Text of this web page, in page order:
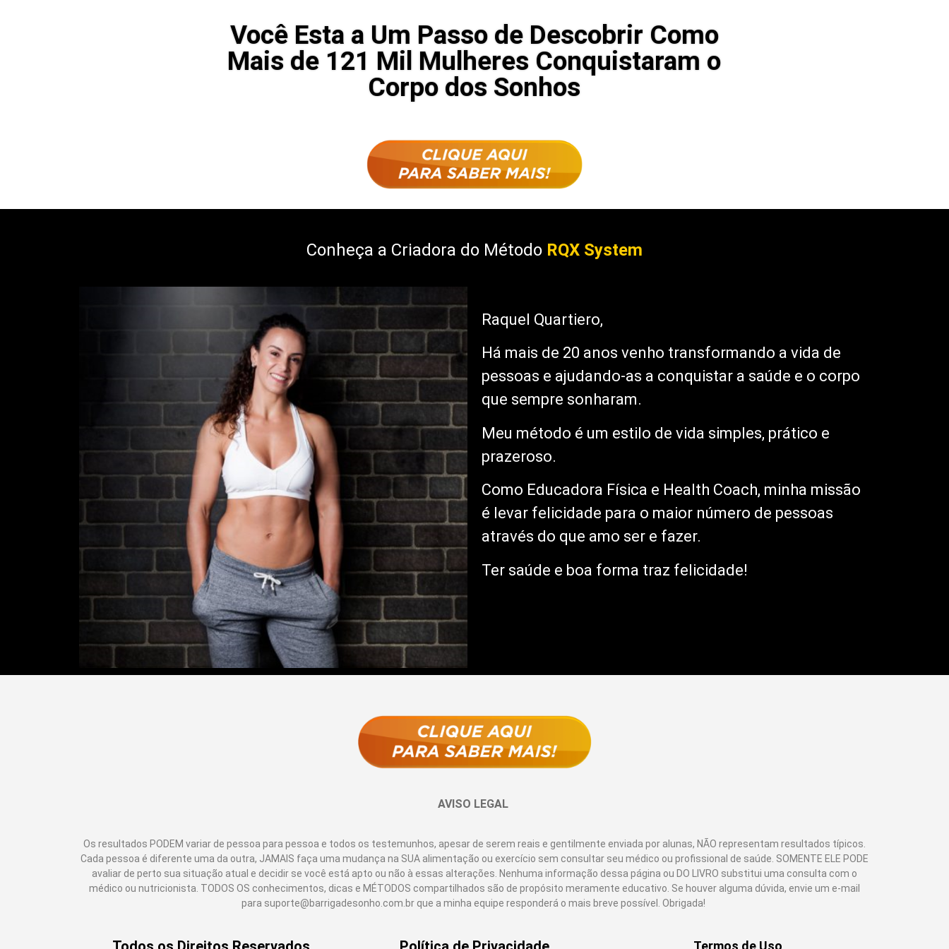
Você Esta a Um Passo de Descobrir Como
Mais de 121 Mil Mulheres Conquistaram o
Corpo dos Sonhos
Conheça a Criadora do Método RQX System
Raquel Quartiero,
Há mais de 20 anos venho transformando a vida de
pessoas e ajudando-as a conquistar a saúde e o corpo
que sempre sonharam.
Meu método é um estilo de vida simples, prático e
prazeroso.
Como Educadora Física e Health Coach, minha missão
é levar felicidade para o maior número de pessoas
através do que amo ser e fazer.
Ter saúde e boa forma traz felicidade!
AVISO LEGAL
Os resultados PODEM variar de pessoa para pessoa e todos os testemunhos, apesar de serem reais e gentilmente enviada por alunas, NÃO representam resultados típicos.
Cada pessoa é diferente uma da outra, JAMAIS faça uma mudança na SUA alimentação ou exercício sem consultar seu médico ou profissional de saúde. SOMENTE ELE PODE
avaliar de perto sua situação atual e decidir se você está apto ou não à essas alterações. Nenhuma informação dessa página ou DO LIVRO substitui uma consulta com o
médico ou nutricionista. TODOS OS conhecimentos, dicas e MÉTODOS compartilhados são de propósito meramente educativo. Se houver alguma dúvida, envie um e-mail
para suporte@barrigadesonho.com.br que a minha equipe responderá o mais breve possível. Obrigada!
Termos de Uso